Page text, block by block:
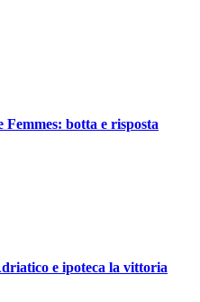
botta e risposta
e ipoteca la vittoria